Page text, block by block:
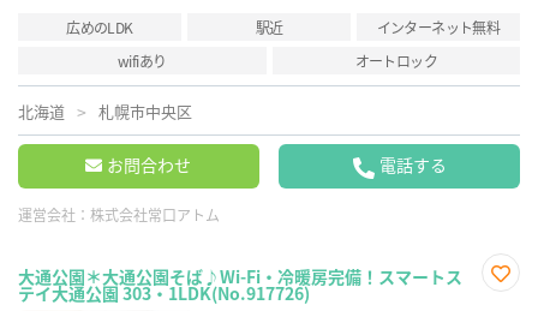
広めのLDK 駅近
インターネット無料
wifiあり
オートロック
北海道 札幌市中央区
お問合わせ 電話する
運営会社： 株式会社常口アトム
大通公園＊大通公園そば♪Wi-Fi・冷暖房完備！スマートス
テイ大通公園 303・1LDK(No.917726)